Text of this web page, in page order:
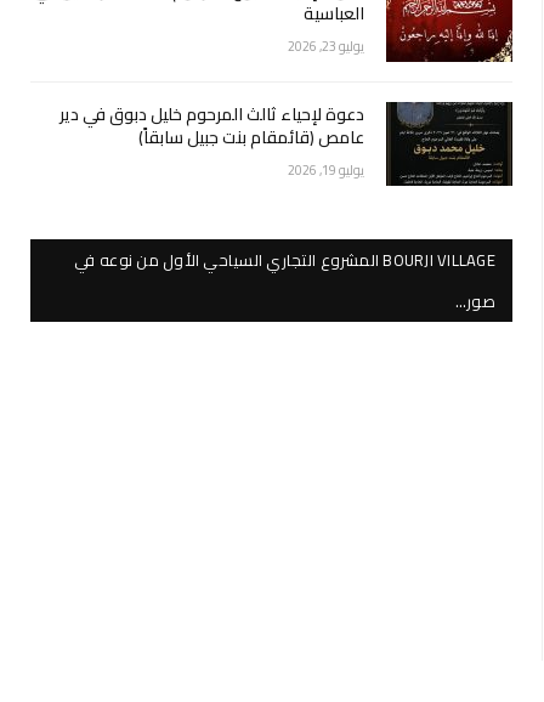
العباسية
يوليو 23, 2026
دعوة لإحياء ثالث المرحوم خليل دبوق في دير
عامص (قائمقام بنت جبيل سابقاً)
يوليو 19, 2026
BOURJI VILLAGE المشروع التجاري السياحي الأول من نوعه في
صور…